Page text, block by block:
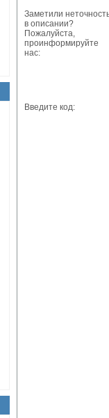
Заметили
в описании?
Пожалуйста,
проинформируйте
нас:
Введите код: